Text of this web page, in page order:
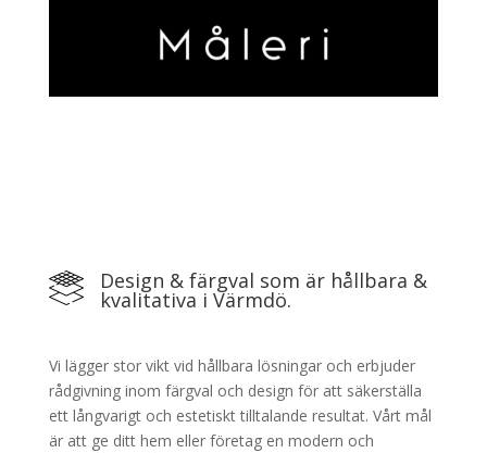
Design & färgval som är hållbara &
kvalitativa i Värmdö.
Vi lägger stor vikt vid hållbara lösningar och erbjuder
rådgivning inom färgval och design för att säkerställa
ett långvarigt och estetiskt tilltalande resultat. Vårt mål
är att ge ditt hem eller företag en modern och